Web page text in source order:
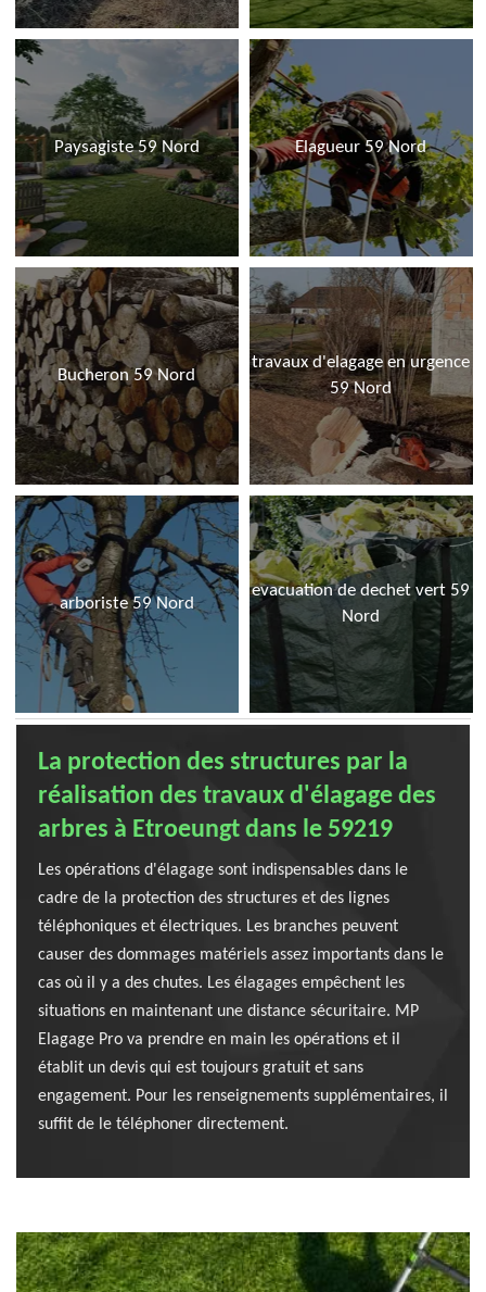
Paysagiste 59 Nord Elagueur 59 Nord
Bucheron 59 Nord
travaux d'elagage en urgence
59 Nord
arboriste 59 Nord
evacuation de dechet vert 59
Nord
La protection des structures par la
réalisation des travaux d'élagage des
arbres à Etroeungt dans le 59219
Les opérations d'élagage sont indispensables dans le
cadre de la protection des structures et des lignes
téléphoniques et électriques. Les branches peuvent
causer des dommages matériels assez importants dans le
cas où il y a des chutes. Les élagages empêchent les
situations en maintenant une distance sécuritaire. MP
Elagage Pro va prendre en main les opérations et il
établit un devis qui est toujours gratuit et sans
engagement. Pour les renseignements supplémentaires, il
suffit de le téléphoner directement.